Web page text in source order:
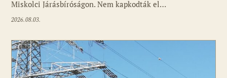
Miskolci Járásbíróságon. Nem kapkodták el…
2026.08.03.